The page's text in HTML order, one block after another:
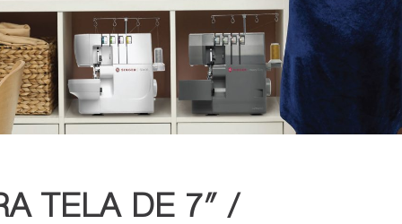
TELA DE 7″ /